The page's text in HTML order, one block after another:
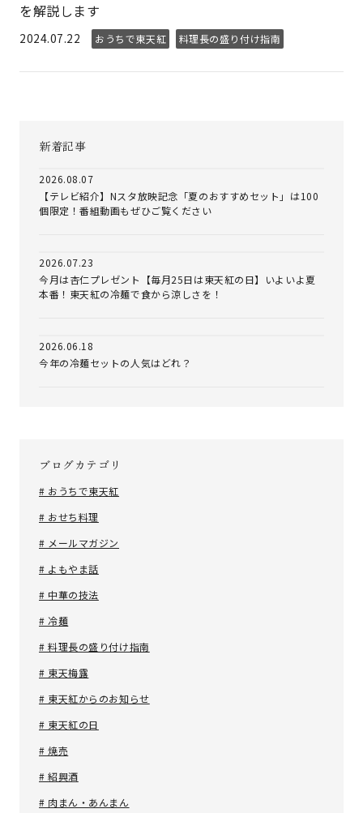
を解説します
2024.07.22 おうちで東天紅 料理長の盛り付け指南
新着記事
2026.08.07
【テレビ紹介】Nスタ放映記念「夏のおすすめセット」は100
個限定！番組動画もぜひご覧ください
2026.07.23
今月は杏仁プレゼント【毎月25日は東天紅の日】いよいよ夏
本番！東天紅の冷麺で食から涼しさを！
2026.06.18
今年の冷麺セットの人気はどれ？
ブログカテゴリ
# おうちで東天紅
# おせち料理
# メールマガジン
# よもやま話
# 中華の技法
# 冷麺
# 料理長の盛り付け指南
# 東天梅露
# 東天紅からのお知らせ
# 東天紅の日
# 焼売
# 紹興酒
# 肉まん・あんまん